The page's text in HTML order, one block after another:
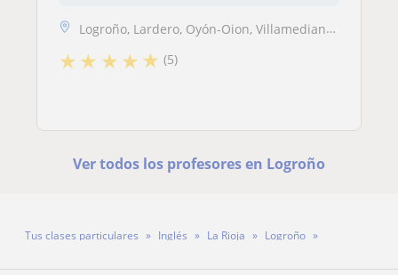
Logroño, Lardero, Oyón-Oion, Villamediana de Iregua
★★ ★★★ (5)
Ver todos los profesores en Logroño
Tus clases particulares Inglés La Rioja
Logroño